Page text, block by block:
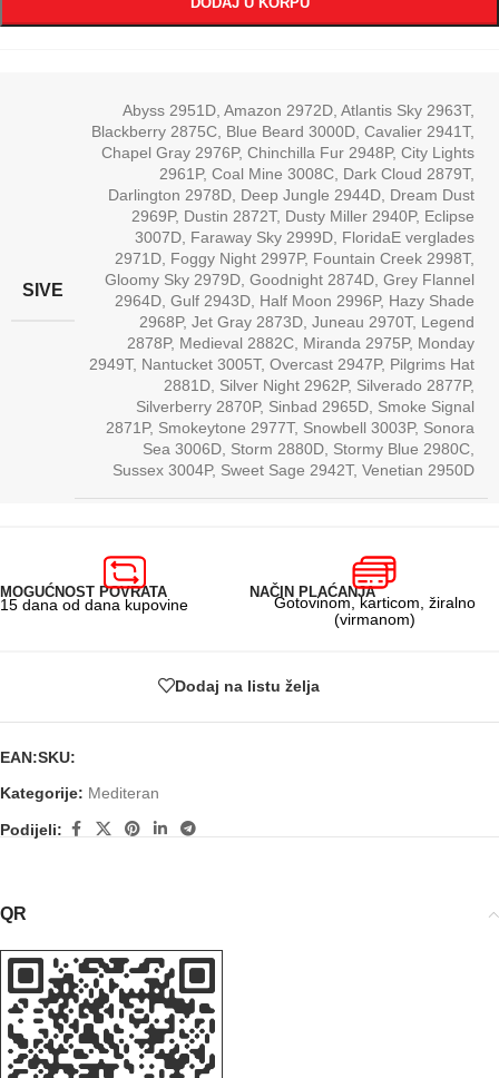
SIVE
Abyss 2951D, Amazon 2972D, Atlantis Sky 2963T,
Blackberry 2875C, Blue Beard 3000D, Cavalier 2941T,
Chapel Gray 2976P, Chinchilla Fur 2948P, City Lights
2961P, Coal Mine 3008C, Dark Cloud 2879T,
Darlington 2978D, Deep Jungle 2944D, Dream Dust
2969P, Dustin 2872T, Dusty Miller 2940P, Eclipse
3007D, Faraway Sky 2999D, FloridaE verglades
2971D, Foggy Night 2997P, Fountain Creek 2998T,
Gloomy Sky 2979D, Goodnight 2874D, Grey Flannel
2964D, Gulf 2943D, Half Moon 2996P, Hazy Shade
2968P, Jet Gray 2873D, Juneau 2970T, Legend
2878P, Medieval 2882C, Miranda 2975P, Monday
2949T, Nantucket 3005T, Overcast 2947P, Pilgrims Hat
2881D, Silver Night 2962P, Silverado 2877P,
Silverberry 2870P, Sinbad 2965D, Smoke Signal
2871P, Smokeytone 2977T, Snowbell 3003P, Sonora
Sea 3006D, Storm 2880D, Stormy Blue 2980C,
Sussex 3004P, Sweet Sage 2942T, Venetian 2950D
MOGUĆNOST POVRATA
15 dana od dana kupovine
NAČIN PLAĆANJA
Gotovinom, karticom, žiralno
(virmanom)
Dodaj na listu želja
EAN:SKU:
Kategorije: Mediteran
Podijeli:
QR